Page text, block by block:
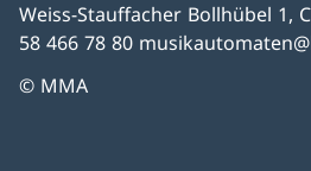
Weiss-Stauffacher Bollhübel 1,
58 466 78 80
© MMA